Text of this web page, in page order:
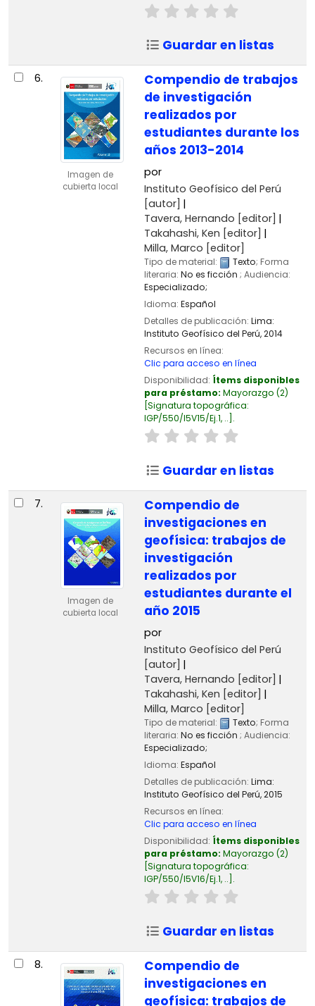
Guardar en listas
6.
Imagen de
cubierta local
Compendio de trabajos
de investigación
realizados por
estudiantes durante los
años 2013-2014
por
Instituto Geofísico del Perú
[autor]
Tavera, Hernando [editor]
Takahashi, Ken [editor]
Milla, Marco [editor]
Tipo de material: Texto; Forma
literaria: No es ficción ; Audiencia:
Especializado;
Idioma: Español
Detalles de publicación: Lima:
Instituto Geofísico del Perú,2014
Recursos en línea:
Clic para acceso en línea
Disponibilidad: Ítems disponibles
para préstamo: Mayorazgo (2)
Signatura topográfica:
IGP/550/I5V15/Ej.1, .. .
Guardar en listas
7.
Imagen de
cubierta local
Compendio de
investigaciones en
geofísica: trabajos de
investigación
realizados por
estudiantes durante el
año 2015
por
Instituto Geofísico del Perú
[autor]
Tavera, Hernando [editor]
Takahashi, Ken [editor]
Milla, Marco [editor]
Tipo de material: Texto; Forma
literaria: No es ficción ; Audiencia:
Especializado;
Idioma: Español
Detalles de publicación: Lima:
Instituto Geofísico del Perú,2015
Recursos en línea:
Clic para acceso en línea
Disponibilidad: Ítems disponibles
para préstamo: Mayorazgo (2)
Signatura topográfica:
IGP/550/I5V16/Ej.1, .. .
Guardar en listas
8.
Compendio de
investigaciones en
geofísica: trabajos de